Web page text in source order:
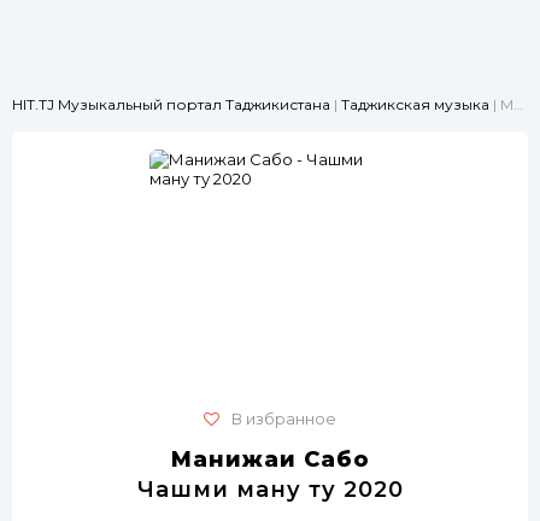
HIT.TJ Музыкальный портал Таджикистана | Таджикская музыка | Манижаи Сабо - Чашми ману ту 2020
В избранное
Манижаи Сабо
Чашми ману ту 2020